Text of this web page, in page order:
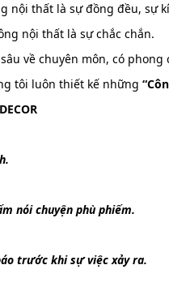
nội thất là sự đồng đều, sự
nội thất là sự chắc chắn.
về chuyên môn, có
tôi luôn thiết kế những
nói chuyện phù phiếm.
trước khi sự việc xảy ra.